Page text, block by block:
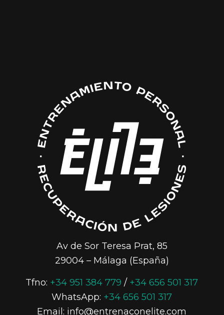
Av de Sor Teresa Prat, 85
29004 – Málaga (España)
Tfno: +34 951 384 779 / +34 656 501 317
WhatsApp: +34 656 501 317
Email: info@entrenaconelite.com